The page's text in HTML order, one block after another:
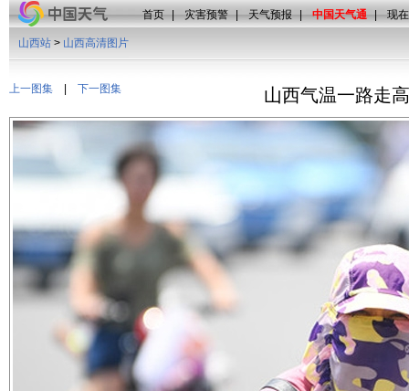
首页 | 灾害预警 | 天气预报 | 中国天气通 | 现
上一图集 下一图集
山西站 > 山西高清图片
山西气温一路走